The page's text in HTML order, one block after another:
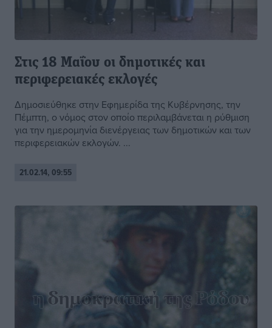
Στις 18 Μαΐου οι δημοτικές και
περιφερειακές εκλογές
Δημοσιεύθηκε στην Εφημερίδα της Κυβέρνησης, την
Πέμπτη, ο νόμος στον οποίο περιλαμβάνεται η ρύθμιση
για την ημερομηνία διενέργειας των δημοτικών και των
περιφερειακών εκλογών. ...
21.02.14, 09:55